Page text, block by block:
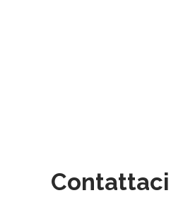
Contattaci